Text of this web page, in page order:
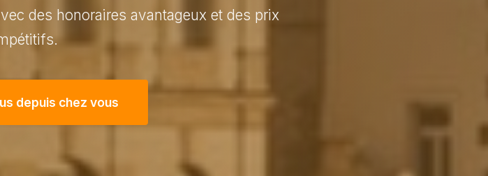
des honoraires avantageux et des prix
depuis chez vous